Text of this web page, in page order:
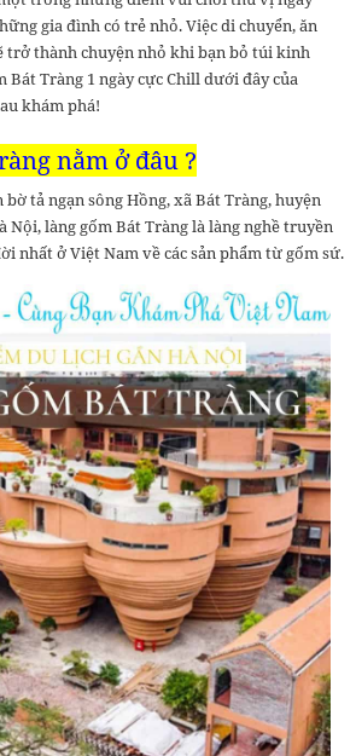
gia đình có trẻ nhỏ. Việc di chuyển, ăn
trở thành chuyện nhỏ khi bạn bỏ túi kinh
Bát Tràng 1 ngày cực Chill dưới đây của
khám phá!
nằm ở đâu ?
tả ngạn sông Hồng, xã Bát Tràng, huyện
Nội, làng gốm Bát Tràng là làng nghề truyền
nhất ở Việt Nam về các sản phẩm từ gốm sứ.